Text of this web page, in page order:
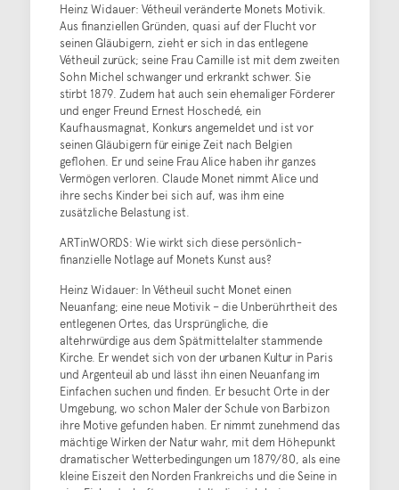
Heinz Widauer: Vétheuil veränderte Monets Motivik.
Aus finanziellen Gründen, quasi auf der Flucht vor
seinen Gläubigern, zieht er sich in das entlegene
Vétheuil zurück; seine Frau Camille ist mit dem zweiten
Sohn Michel schwanger und erkrankt schwer. Sie
stirbt 1879. Zudem hat auch sein ehemaliger Förderer
und enger Freund Ernest Hoschedé, ein
Kaufhausmagnat, Konkurs angemeldet und ist vor
seinen Gläubigern für einige Zeit nach Belgien
geflohen. Er und seine Frau Alice haben ihr ganzes
Vermögen verloren. Claude Monet nimmt Alice und
ihre sechs Kinder bei sich auf, was ihm eine
zusätzliche Belastung ist.
ARTinWORDS: Wie wirkt sich diese persönlich-
finanzielle Notlage auf Monets Kunst aus?
Heinz Widauer: In Vétheuil sucht Monet einen
Neuanfang; eine neue Motivik – die Unberührtheit des
entlegenen Ortes, das Ursprüngliche, die
altehrwürdige aus dem Spätmittelalter stammende
Kirche. Er wendet sich von der urbanen Kultur in Paris
und Argenteuil ab und lässt ihn einen Neuanfang im
Einfachen suchen und finden. Er besucht Orte in der
Umgebung, wo schon Maler der Schule von Barbizon
ihre Motive gefunden haben. Er nimmt zunehmend das
mächtige Wirken der Natur wahr, mit dem Höhepunkt
dramatischer Wetterbedingungen um 1879/80, als eine
kleine Eiszeit den Norden Frankreichs und die Seine in